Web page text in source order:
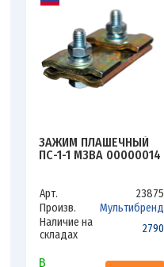
ЗАЖИМ ПЛАШЕЧНЫЙ
ПС-1-1 МЗВА 00000014
Арт.
23875
Произв.
Мультибренд
Наличие на
складах
2790
В